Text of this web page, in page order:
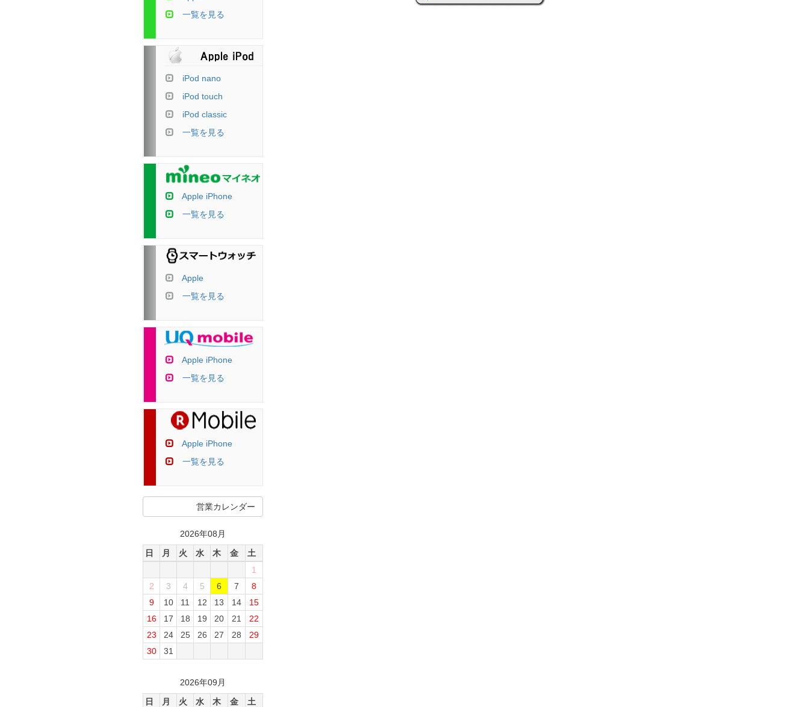
一覧を見る
iPod nano
iPod touch
iPod classic
一覧を見る
Apple iPhone
一覧を見る
Apple
一覧を見る
Apple iPhone
一覧を見る
Apple iPhone
一覧を見る
営業カレンダー
2026年08月
日
月 火 水 木 金
土
1
2
3 4 5 6 7
8
9
10 11 12 13 14
15
16
17 18 19 20 21
22
23
24 25 26 27 28
29
30
31
2026年09月
日
月 火 水 木 金 土